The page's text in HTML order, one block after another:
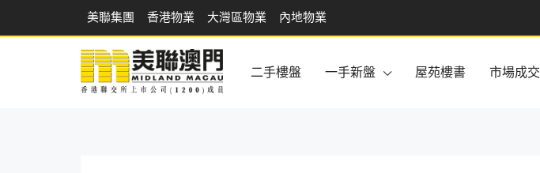
美聯集團 香港物業 大灣區物業 內地物業
二手樓盤 一手新盤 屋苑樓書 市場成交